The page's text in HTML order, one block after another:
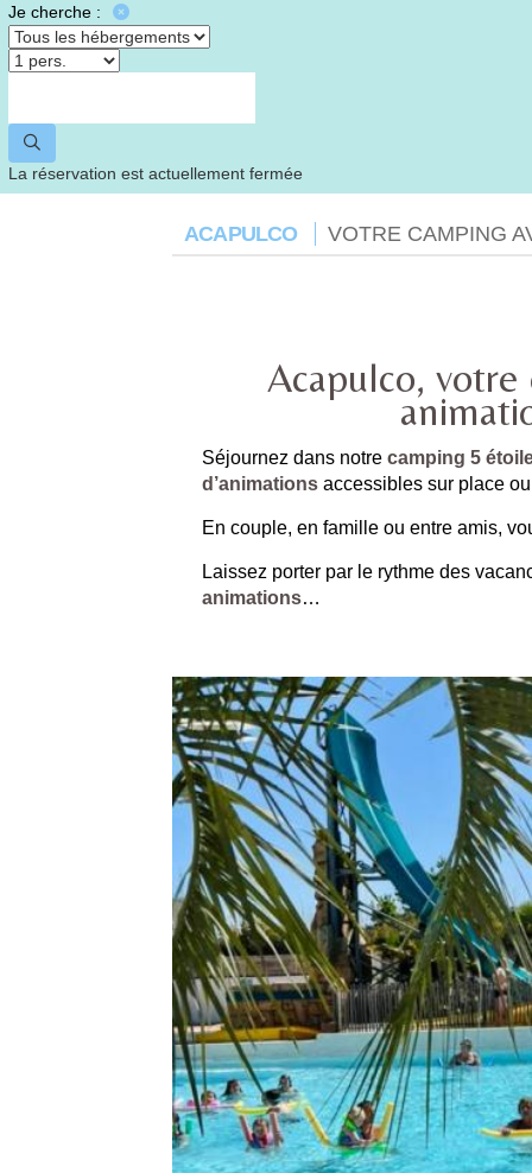
Je cherche :
La réservation est actuellement fermée
ACAPULCO VOTRE CAMPING
Acapulco, votre
Séjournez dans notre camping 5
d’animations accessibles sur place
En couple, en famille ou entre amis,
Laissez porter par le rythme des
animations…